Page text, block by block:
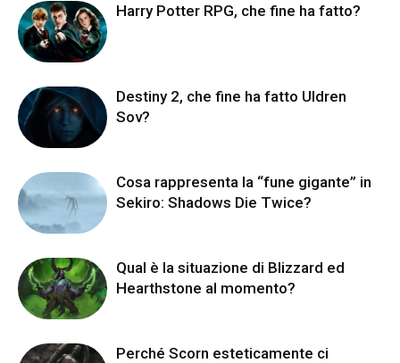
Harry Potter RPG, che fine ha fatto?
Destiny 2, che fine ha fatto Uldren
Sov?
Cosa rappresenta la “fune gigante” in
Sekiro: Shadows Die Twice?
Qual è la situazione di Blizzard ed
Hearthstone al momento?
Perché Scorn esteticamente ci